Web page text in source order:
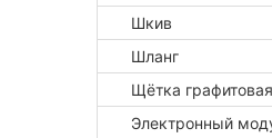
Шкив
Шланг
Щётка графитовая
Электронный